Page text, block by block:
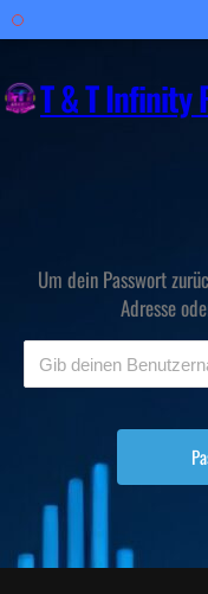
Inhalt
springenT & T Infinity
Um dein Passwort
Adresse